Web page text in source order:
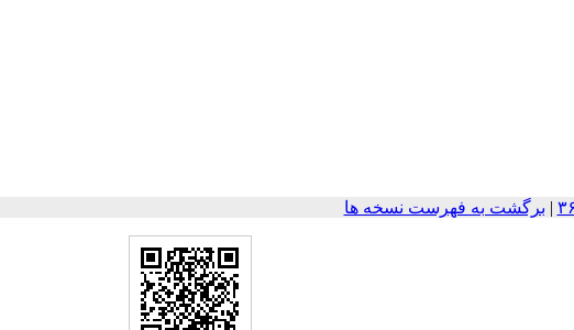
| برگشت به فهرست نسخه ها